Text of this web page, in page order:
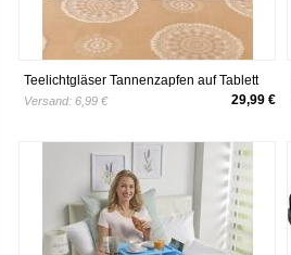
Teelichtgläser Tannenzapfen auf Tablett
Eldo
Versand: 6,99 € 29,99 €